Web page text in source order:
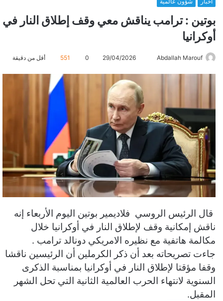
بوتين : ترامب يناقش معي وقف إطلاق النار في
أوكرانيا
Abdallah Marouf
ر
ي
إ
ل
ك
ر
29/04/2026
0
551 أقل من دقيقة
قال الرئيس الروسي فلاديمير بوتين اليوم الأربعاء إنه
ناقش إمكانية ​وقف لإطلاق النار في أوكرانيا خلال
مكالمة ‌هاتفية مع نظيره الامريكي دونالد ترامب .
جاءت تصريحاته بعد أن ذكر الكرملين أن الرئيسين ناقشا
وقفا مؤقتا ​لإطلاق النار في أوكرانيا بمناسبة الذكرى ​
السنوية لانتهاء الحرب العالمية الثانية التي تحل ⁠الشهر
المقبل.